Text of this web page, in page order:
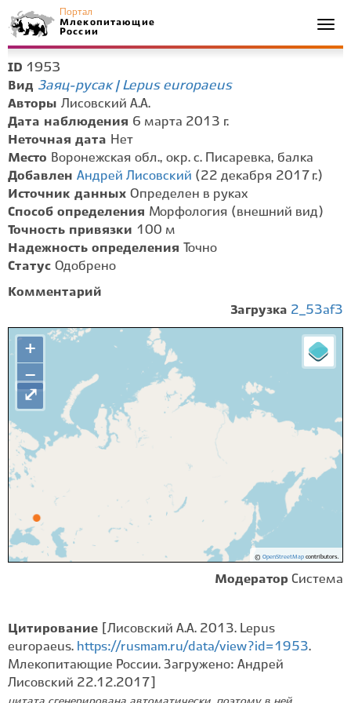
Портал
Млекопитающие
России
ID 1953
Вид Заяц-русак | Lepus europaeus
Авторы Лисовский А.А.
Дата наблюдения 6 марта 2013 г.
Неточная дата Нет
Место Воронежская обл., окр. с. Писаревка, балка
Добавлен Андрей Лисовский (22 декабря 2017 г.)
Источник данных Определен в руках
Способ определения Морфология (внешний вид)
Точность привязки 100 м
Надежность определения
Точно
Статус Одобрено
Комментарий
Загрузка 2_53af3
+
−
© OpenStreetMapcontributors.
⤢
Модератор Система
Цитирование
[Лисовский А.А. 2013. Lepus
europaeus. https://rusmam.ru/data/view?id=1953.
Млекопитающие России. Загружено: Андрей
Лисовский 22.12.2017]